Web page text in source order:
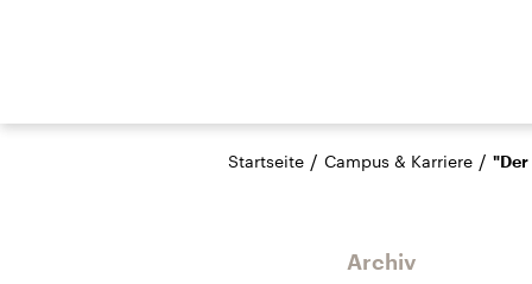
Startseite / Campus & Karriere / "Der
Archiv